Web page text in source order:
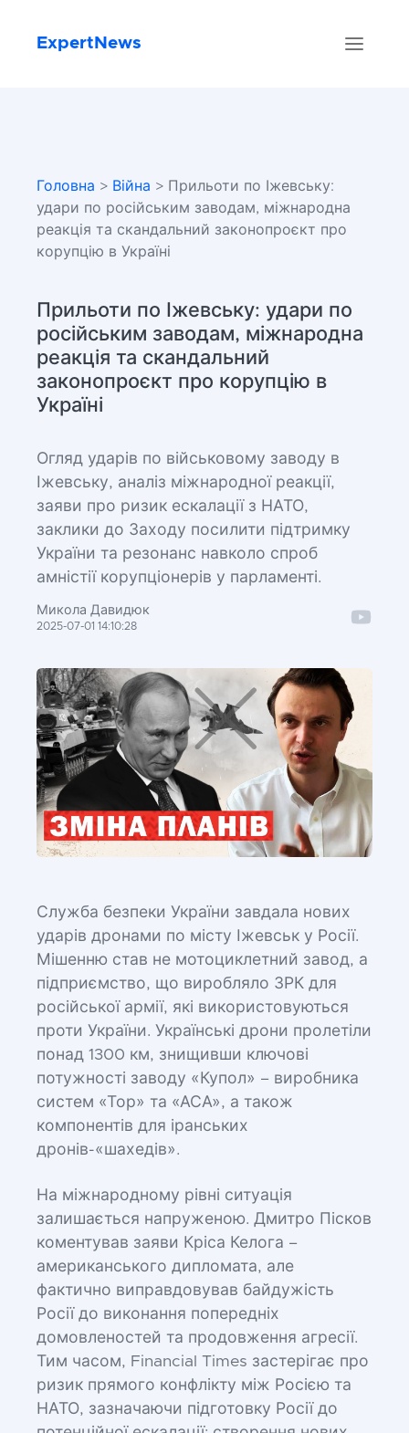
ExpertNews
Головна > Війна > Прильоти по Іжевську:
удари по російським заводам, міжнародна
реакція та скандальний законопроєкт про
корупцію в Україні
Прильоти по Іжевську: удари по
російським заводам, міжнародна
реакція та скандальний
законопроєкт про корупцію в
Україні
Огляд ударів по військовому заводу в
Іжевську, аналіз міжнародної реакції,
заяви про ризик ескалації з НАТО,
заклики до Заходу посилити підтримку
України та резонанс навколо спроб
амністії корупціонерів у парламенті.
Микола Давидюк
2025-07-01 14:10:28
Служба безпеки України завдала нових
ударів дронами по місту Іжевськ у Росії.
Мішенню став не мотоциклетний завод, а
підприємство, що виробляло ЗРК для
російської армії, які використовуються
проти України. Українські дрони пролетіли
понад 1300 км, знищивши ключові
потужності заводу «Купол» – виробника
систем «Тор» та «АСА», а також
компонентів для іранських
дронів-«шахедів».
На міжнародному рівні ситуація
залишається напруженою. Дмитро Пісков
коментував заяви Кріса Келога –
американського дипломата, але
фактично виправдовував байдужість
Росії до виконання попередніх
домовленостей та продовження агресії.
Тим часом, Financial Times застерігає про
ризик прямого конфлікту між Росією та
НАТО, зазначаючи підготовку Росії до